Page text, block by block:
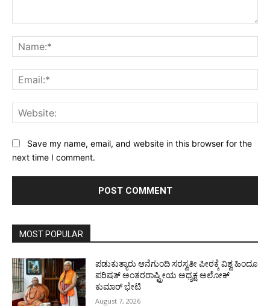
Save my name, email, and website in this browser for the
next time I comment.
MOST POPULAR
ಪಡುಕುತ್ಯಾರು ಆನೆಗುಂದಿ ಸರಸ್ವತೀ ಪೀಠಕ್ಕೆ ವಿಶ್ವ ಹಿಂದೂ
ಪರಿಷತ್ ಅಂತರರಾಷ್ಟ್ರೀಯ ಅಧ್ಯಕ್ಷ ಅಲೋಕ್
ಕುಮಾರ್ ಭೇಟಿ
August 7, 2026